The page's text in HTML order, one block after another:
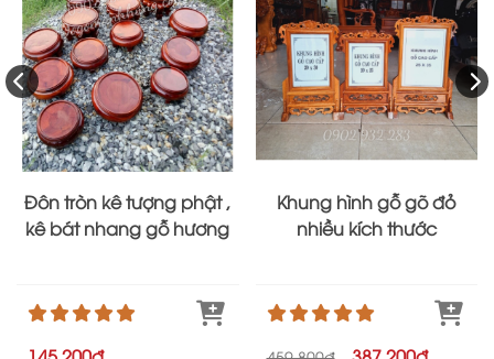
Đôn tròn kê tượng phật ,
kê bát nhang gỗ hương
Khung hình gỗ gõ đỏ
nhiều kích thước